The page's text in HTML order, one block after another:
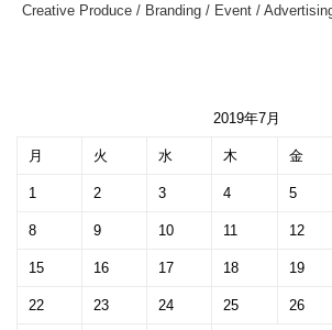
Creative Produce / Branding / Event /
2019年7月
月 火 水 木 金
1 2 3 4 5
8 9 10 11 12
15 16 17 18 19
22 23 24 25 26